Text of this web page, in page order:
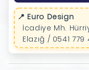
📍 Euro Design
İcadiye Mh.
Elazığ / 0541 779